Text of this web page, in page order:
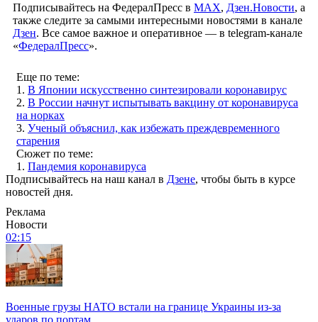
Подписывайтесь на ФедералПресс в МАХ, Дзен.Новости, а
также следите за самыми интересными новостями в канале
Дзен. Все самое важное и оперативное — в telegram-канале
«ФедералПресс».
Еще по теме:
1. В Японии искусственно синтезировали коронавирус
2. В России начнут испытывать вакцину от коронавируса
на норках
3. Ученый объяснил, как избежать преждевременного
старения
Сюжет по теме:
1. Пандемия коронавируса
Подписывайтесь на наш канал в Дзене, чтобы быть в курсе
новостей дня.
Реклама
Новости
02:15
Военные грузы НАТО встали на границе Украины из-за
ударов по портам